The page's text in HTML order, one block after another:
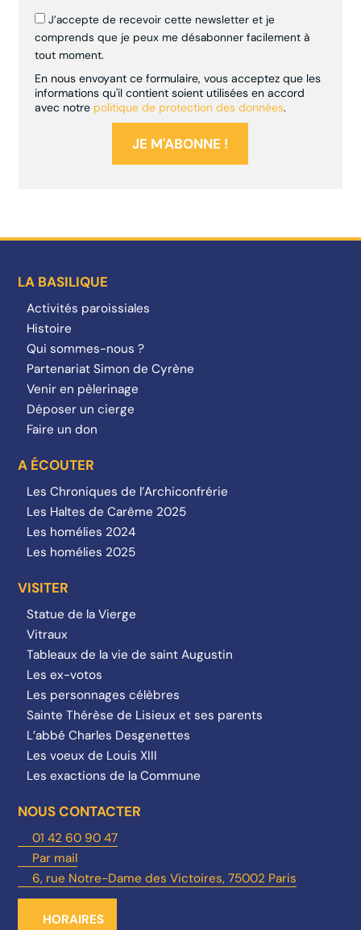
J’accepte de recevoir cette newsletter et je
comprends que je peux me désabonner facilement à
tout moment.
En nous envoyant ce formulaire, vous acceptez que les
informations qu'il contient soient utilisées en accord
avec notre politique de protection des données.
LA BASILIQUE
Activités paroissiales
Histoire
Qui sommes-nous ?
Partenariat Simon de Cyrène
Venir en pèlerinage
Déposer un cierge
Faire un don
A ÉCOUTER
Les Chroniques de l’Archiconfrérie
Les Haltes de Carême 2025
Les homélies 2024
Les homélies 2025
VISITER
Statue de la Vierge
Vitraux
Tableaux de la vie de saint Augustin
Les ex-votos
Les personnages célèbres
Sainte Thérèse de Lisieux et ses parents
L’abbé Charles Desgenettes
Les voeux de Louis XIII
Les exactions de la Commune
NOUS CONTACTER
01 42 60 90 47
Par mail
6, rue Notre-Dame des Victoires, 75002 Paris
HORAIRES